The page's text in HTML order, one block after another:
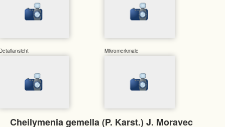
Mikromerkmale
Cheilymenia gemella (P. Karst.) J. Moravec